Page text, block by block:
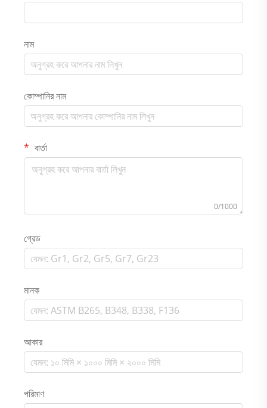
নাম
কোম্পানির নাম
বার্তা
0/1000
গ্রেড
মানক
আকার
পরিমাণ